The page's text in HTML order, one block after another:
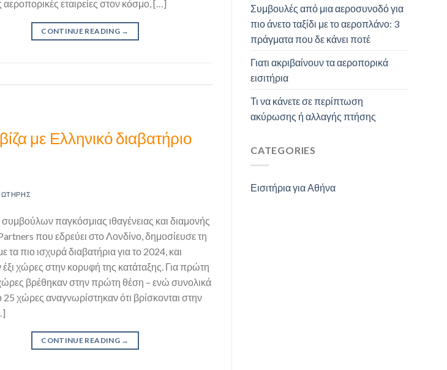
αεροπορικές εταιρείες στον κόσμο, […]
CONTINUE READING →
με Ελληνικό διαβατήριο
συμβούλων παγκόσμιας ιθαγένειας και διαμονής
που εδρεύει στο Λονδίνο, δημοσίευσε τη
τα πιο ισχυρά διαβατήρια για το 2024, και
χώρες στην κορυφή της κατάταξης. Για πρώτη
βρέθηκαν στην πρώτη θέση – ενώ συνολικά
χώρες αναγνωρίστηκαν ότι βρίσκονται στην
CONTINUE READING →
Συμβουλές από μια αεροσυνοδό για
πιο άνετο ταξίδι με το αεροπλάνο: 3
πράγματα που δε κάνει ποτέ
Γιατι ακριβαίνουν τα αεροπορικά
εισιτήρια
Τι να κάνετε σε περίπτωση
ακύρωσης ή αλλαγής πτήσης
CATEGORIES
Εισιτήρια για Αθήνα